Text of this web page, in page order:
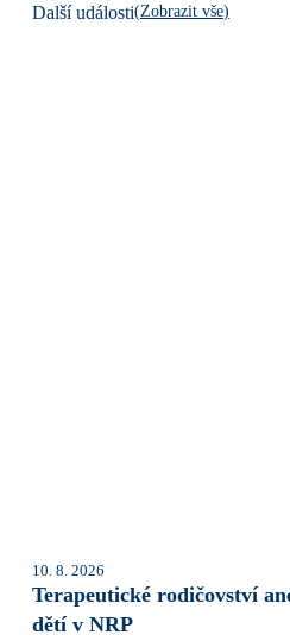
Další události(Zobrazit vše)
10. 8. 2026
Terapeutické rodičovství
dětí v NRP